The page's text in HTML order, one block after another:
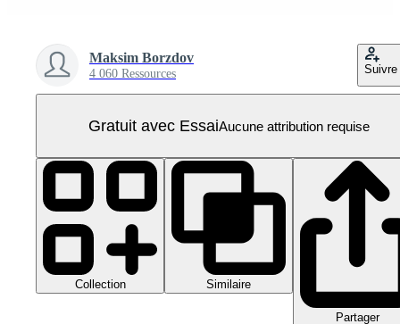
Maksim Borzdov
4 060 Ressources Suivre
Gratuit avec EssaiAucune attribution requise
Collection Similaire
Partager